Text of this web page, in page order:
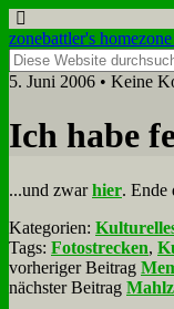
zonebattler's homezone
5. Juni 2006 • Keine
Ich ha­be
...und zwarhier. En­de
Kategorien:
Tags: Fotostrecken,
vorheriger Beitrag
nächster Beitrag